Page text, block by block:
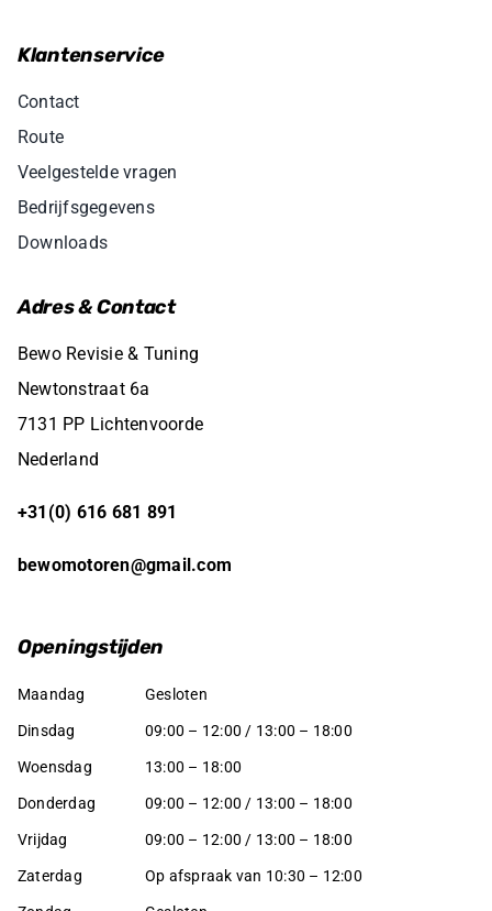
Klantenservice
Contact
Route
Veelgestelde vragen
Bedrijfsgegevens
Downloads
Adres & Contact
Bewo Revisie & Tuning
Newtonstraat 6a
7131 PP Lichtenvoorde
Nederland
+31(0) 616 681 891
bewomotoren@gmail.com
Openingstijden
Maandag Gesloten
Dinsdag 09:00 – 12:00 / 13:00 – 18:00
Woensdag 13:00 – 18:00
Donderdag 09:00 – 12:00 / 13:00 – 18:00
Vrijdag 09:00 – 12:00 / 13:00 – 18:00
Zaterdag Op afspraak van 10:30 – 12:00